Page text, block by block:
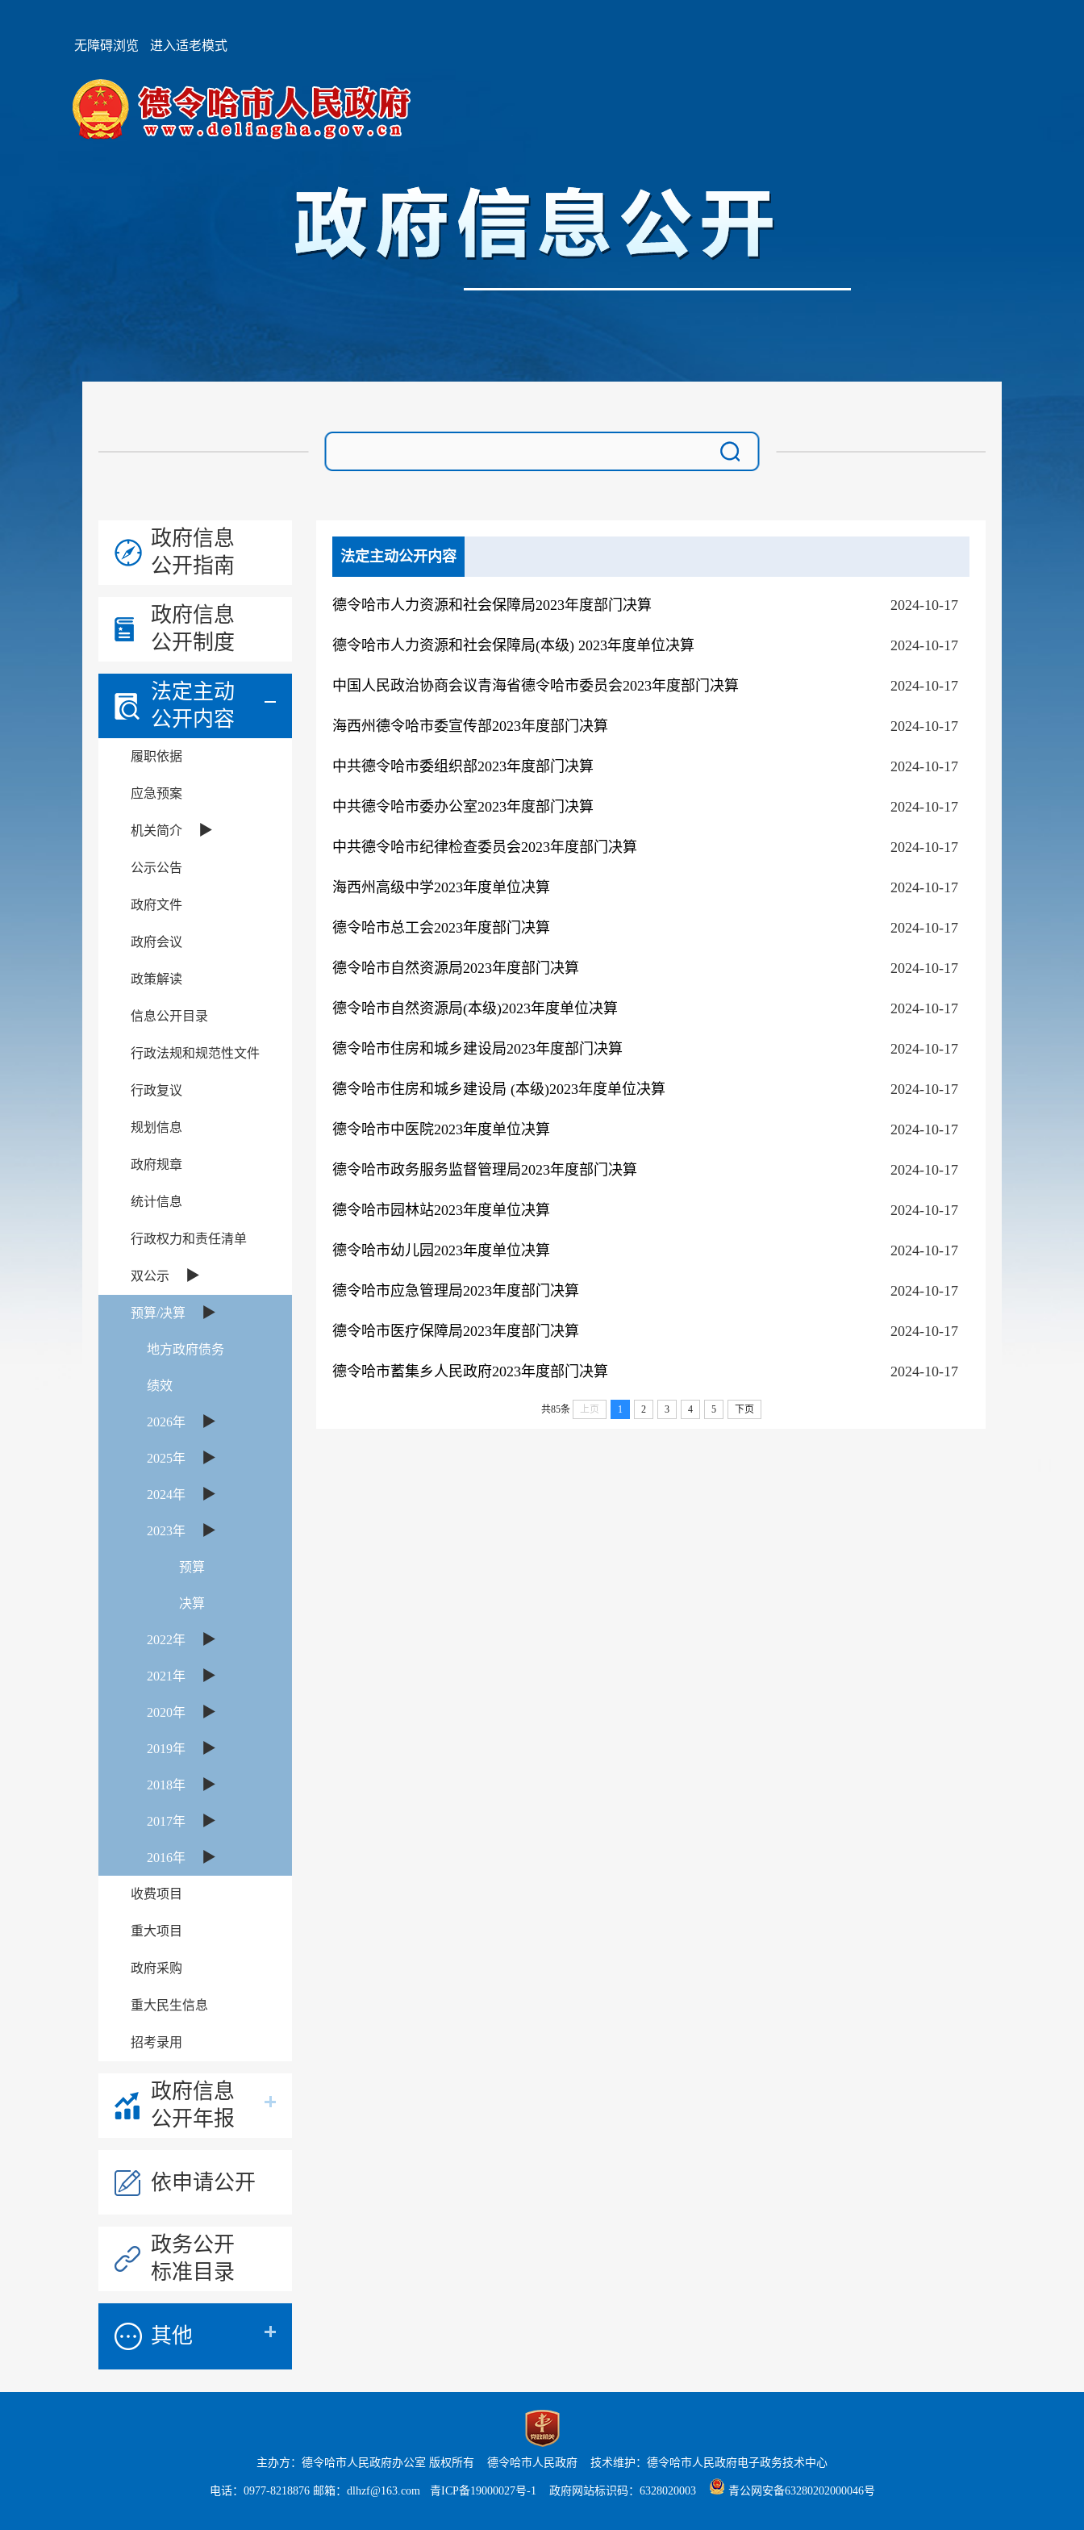
无障碍浏览 进入适老模式
政府信息
公开指南
政府信息
公开制度
法定主动
公开内容
履职依据
应急预案
机关简介 ▶
公示公告
政府文件
政府会议
政策解读
信息公开目录
行政法规和规范性文件
行政复议
规划信息
政府规章
统计信息
行政权力和责任清单
双公示 ▶
预算/决算 ▶
地方政府债务
绩效
2026年 ▶
2025年 ▶
2024年 ▶
2023年 ▶
预算
决算
2022年 ▶
2021年 ▶
2020年 ▶
2019年 ▶
2018年 ▶
2017年 ▶
2016年 ▶
收费项目
重大项目
政府采购
重大民生信息
招考录用
政府信息
公开年报
依申请公开
政务公开
标准目录
其他
法定主动公开内容
德令哈市人力资源和社会保障局2023年度部门决算 2024-10-17
德令哈市人力资源和社会保障局(本级) 2023年度单位决算 2024-10-17
中国人民政治协商会议青海省德令哈市委员会2023年度部门决算 2024-10-17
海西州德令哈市委宣传部2023年度部门决算 2024-10-17
中共德令哈市委组织部2023年度部门决算 2024-10-17
中共德令哈市委办公室2023年度部门决算 2024-10-17
中共德令哈市纪律检查委员会2023年度部门决算 2024-10-17
海西州高级中学2023年度单位决算 2024-10-17
德令哈市总工会2023年度部门决算 2024-10-17
德令哈市自然资源局2023年度部门决算 2024-10-17
德令哈市自然资源局(本级)2023年度单位决算 2024-10-17
德令哈市住房和城乡建设局2023年度部门决算 2024-10-17
德令哈市住房和城乡建设局 (本级)2023年度单位决算 2024-10-17
德令哈市中医院2023年度单位决算 2024-10-17
德令哈市政务服务监督管理局2023年度部门决算 2024-10-17
德令哈市园林站2023年度单位决算 2024-10-17
德令哈市幼儿园2023年度单位决算 2024-10-17
德令哈市应急管理局2023年度部门决算 2024-10-17
德令哈市医疗保障局2023年度部门决算 2024-10-17
德令哈市蓄集乡人民政府2023年度部门决算 2024-10-17
共85条 上页 1 2 3 4 5 下页
主办方：德令哈市人民政府办公室 版权所有 德令哈市人民政府 技术维护：德令哈市人民政府电子政务技术中心
电话：0977-8218876 邮箱：dlhzf@163.com 青ICP备19000027号-1 政府网站标识码：6328020003 青公网安备63280202000046号